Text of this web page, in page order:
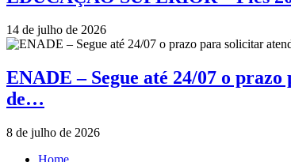
14 de julho de 2026
ENADE – Segue até 24/07 o
de…
8 de julho de 2026